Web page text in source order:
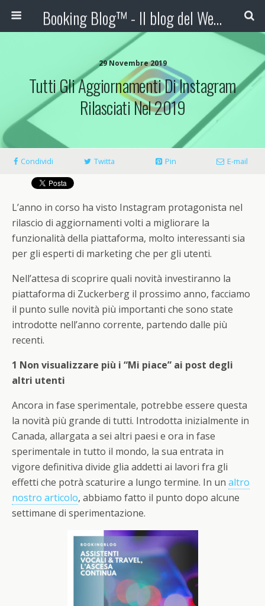
Booking Blog™ - Il blog del Web Marketing Turistico
29 Novembre 2019
Tutti Gli Aggiornamenti Di Instagram
Rilasciati Nel 2019
Condividi Twitta Pin E-mail
L’anno in corso ha visto Instagram protagonista nel
rilascio di aggiornamenti volti a migliorare la
funzionalità della piattaforma, molto interessanti sia
per gli esperti di marketing che per gli utenti.
Nell’attesa di scoprire quali novità investiranno la
piattaforma di Zuckerberg il prossimo anno, facciamo
il punto sulle novità più importanti che sono state
introdotte nell’anno corrente, partendo dalle più
recenti.
1 Non visualizzare più i “Mi piace” ai post degli
altri utenti
Ancora in fase sperimentale, potrebbe essere questa
la novità più grande di tutti. Introdotta inizialmente in
Canada, allargata a sei altri paesi e ora in fase
sperimentale in tutto il mondo, la sua entrata in
vigore definitiva divide glia addetti ai lavori fra gli
effetti che potrà scaturire a lungo termine. In un altro
nostro articolo, abbiamo fatto il punto dopo alcune
settimane di sperimentazione.